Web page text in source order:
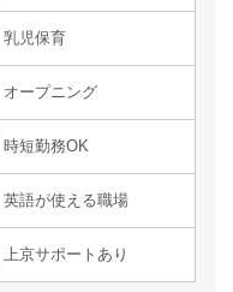
乳児保育
オープニング
時短勤務OK
英語が使える職場
上京サポートあり